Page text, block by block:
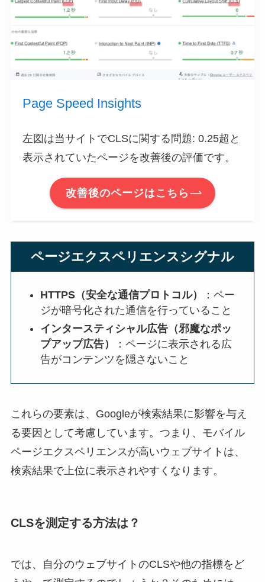
Page Speed Insights
左図は当サイトでCLSに関する問題: 0.25超と
表示されていたページを改善後の評価です。
改善後のページはこちら
ページエクスペリエンスシグナル
HTTPS（安全な通信プロトコル）
：ペー
ジが暗号化された通信を行っていること
インタースティシャル広告（邪魔なポッ
プアップ広告）
：ページに表示される広
告がコンテンツを隠さないこと
これらの要素は、Googleが検索結果に影響を与え
る要因として考慮しています。つまり、モバイル
ページエクスペリエンスが高いウェブサイトは、
検索結果で上位に表示されやすくなります。
CLSを測定する方法は？
では、自分のウェブサイトのCLSや他の指標をど